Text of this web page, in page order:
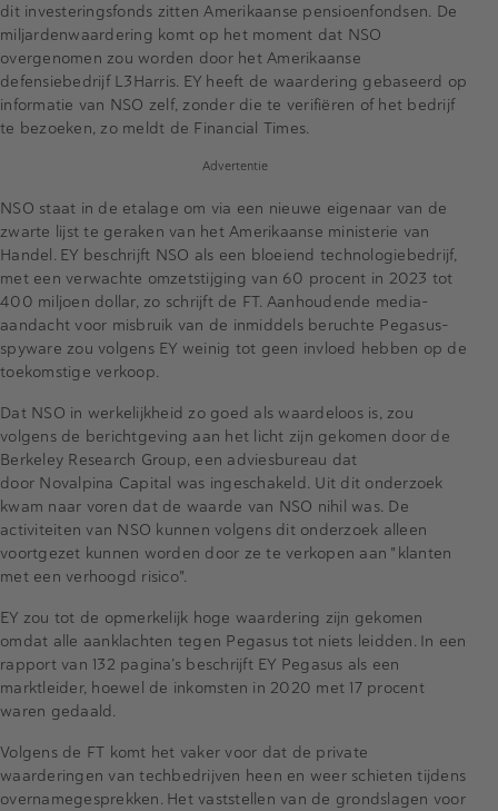
dit investeringsfonds zitten Amerikaanse pensioenfondsen. De
miljardenwaardering komt op het moment dat NSO
overgenomen zou worden door het Amerikaanse
defensiebedrijf L3Harris. EY heeft de waardering gebaseerd op
informatie van NSO zelf, zonder die te verifiëren of het bedrijf
te bezoeken, zo meldt de Financial Times.
Advertentie
NSO staat in de etalage om via een nieuwe eigenaar van de
zwarte lijst te geraken van het Amerikaanse ministerie van
Handel. EY beschrijft NSO als een bloeiend technologiebedrijf,
met een verwachte omzetstijging van 60 procent in 2023 tot
400 miljoen dollar, zo schrijft de FT. Aanhoudende media-
aandacht voor misbruik van de inmiddels beruchte Pegasus-
spyware zou volgens EY weinig tot geen invloed hebben op de
toekomstige verkoop.
Dat NSO in werkelijkheid zo goed als waardeloos is, zou
volgens de berichtgeving aan het licht zijn gekomen door de
Berkeley Research Group, een adviesbureau dat
door Novalpina Capital was ingeschakeld. Uit dit onderzoek
kwam naar voren dat de waarde van NSO nihil was. De
activiteiten van NSO kunnen volgens dit onderzoek alleen
voortgezet kunnen worden door ze te verkopen aan "klanten
met een verhoogd risico".
EY zou tot de opmerkelijk hoge waardering zijn gekomen
omdat alle aanklachten tegen Pegasus tot niets leidden. In een
rapport van 132 pagina’s beschrijft EY Pegasus als een
marktleider, hoewel de inkomsten in 2020 met 17 procent
waren gedaald.
Volgens de FT komt het vaker voor dat de private
waarderingen van techbedrijven heen en weer schieten tijdens
overnamegesprekken. Het vaststellen van de grondslagen voor